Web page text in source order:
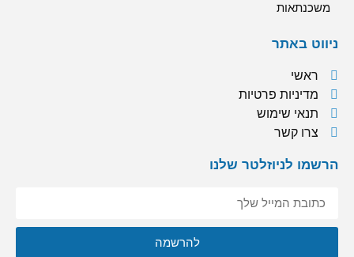
משכנתאות
ניווט באתר
ראשי
מדיניות פרטיות
תנאי שימוש
צרו קשר
הרשמו לניוזלטר שלנו
אני מסכימ/ה לקבל תוכן, דברי פרסומות או עדכונים מהחברה או
מצדדים שלישיים לדוא"ל, מסרונים או טלפון.
להרשמה